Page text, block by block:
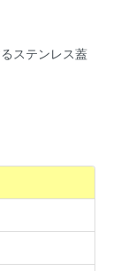
ステンレス蓋